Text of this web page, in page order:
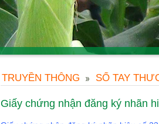
TRUYỀN THÔNG SỔ TAY
Giấy chứng nhận đăng ký nhãn